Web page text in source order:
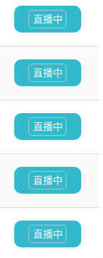
直播中
直播中
直播中
直播中
直播中